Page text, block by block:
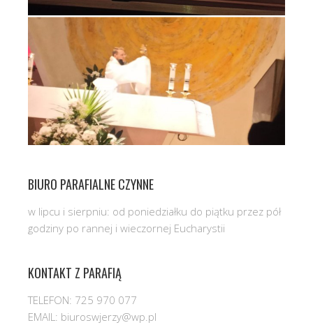
BIURO PARAFIALNE CZYNNE
w lipcu i sierpniu: od poniedziałku do piątku przez pół
godziny po rannej i wieczornej Eucharystii
KONTAKT Z PARAFIĄ
TELEFON: 725 970 077
EMAIL: biuroswjerzy@wp.pl